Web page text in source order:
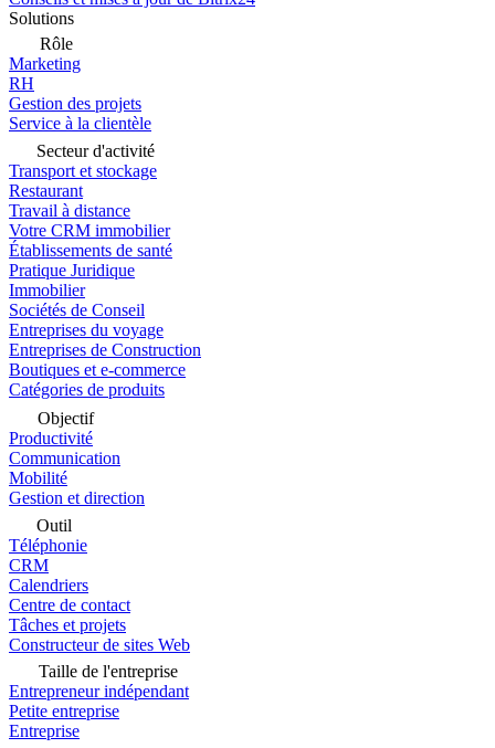
Solutions
Rôle
Marketing
RH
Gestion des projets
Service à la clientèle
Secteur d'activité
Transport et stockage
Restaurant
Travail à distance
Votre CRM immobilier
Établissements de santé
Pratique Juridique
Immobilier
Sociétés de Conseil
Entreprises du voyage
Entreprises de Construction
Boutiques et e-commerce
Catégories de produits
Objectif
Productivité
Communication
Mobilité
Gestion et direction
Outil
Téléphonie
CRM
Calendriers
Centre de contact
Tâches et projets
Constructeur de sites Web
Taille de l'entreprise
Entrepreneur indépendant
Petite entreprise
Entreprise